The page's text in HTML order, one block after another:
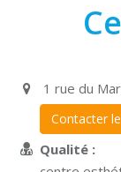
1 rue du
Contacter
Qualité :